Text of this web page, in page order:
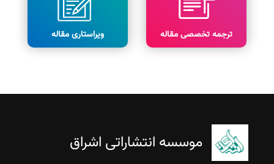
ترجمه تخصصی مقاله ویراستاری مقاله
موسسه انتشاراتی اشراق